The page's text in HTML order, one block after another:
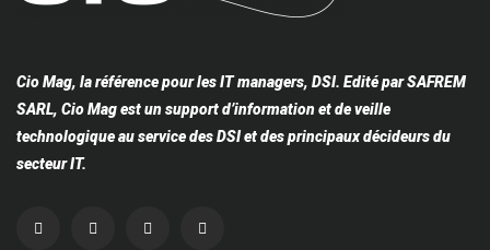
Cio Mag, la référence pour les IT managers, DSI. Edité par SAFREM
SARL, Cio Mag est un support d’information et de veille
technologique au service des DSI et des principaux décideurs du
secteur IT.